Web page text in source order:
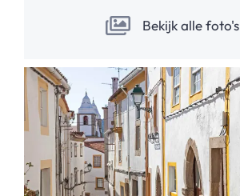
Bekijk alle foto's